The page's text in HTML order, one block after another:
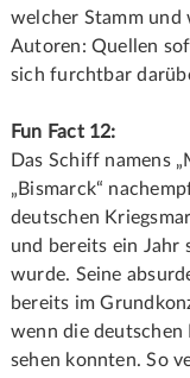
welcher Stamm und
Autoren: Quellen
sich furchtbar
Fun Fact 12:
Das Schiff namens
„Bismarck“
deutschen
und bereits ein Jahr
wurde. Seine
bereits im
wenn die deutschen
sehen konnten. So